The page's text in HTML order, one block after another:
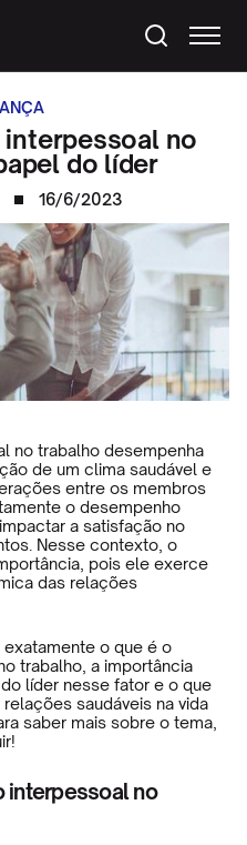
no
do líder
16/6/2023
no trabalho desempenha
de um clima saudável e
entre os membros
o desempenho
a satisfação no
Nesse contexto, o
pois ele exerce
das relações
o que é o
trabalho, a importância
líder nesse fator e o que
saudáveis na vida
saber mais sobre o tema,
interpessoal no